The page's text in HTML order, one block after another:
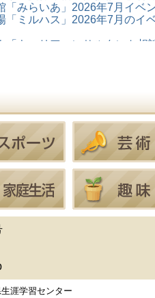
みらいあ」2026年7月イベ
ミルハス」2026年7月のイ
キャリアコンサルタント相
涯学習センター